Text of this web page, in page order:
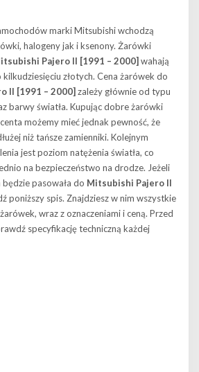
marki Mitsubishi wchodzą
halogeny jak i ksenony. Żarówki
Pajero II [1991 – 2000] wahają
złotych. Cena żarówek do
II [1991 – 2000] zależy głównie od typu
barwy światła. Kupując dobre żarówki
możemy mieć jednak pewność, że
niż tańsze zamienniki. Kolejnym
jest poziom natężenia światła, co
na bezpieczeństwo na drodze. Jeżeli
pasowała do Mitsubishi Pajero II
poniższy spis. Znajdziesz w nim wszystkie
wraz z oznaczeniami i ceną. Przed
specyfikację techniczną każdej